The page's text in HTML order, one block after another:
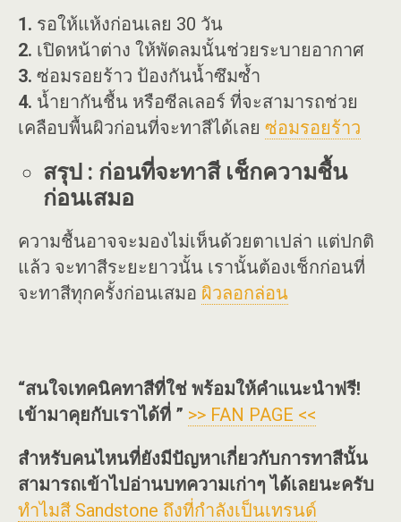
1. รอให้แห้งก่อนเลย 30 วัน
2. เปิดหน้าต่าง ให้พัดลมนั้นช่วยระบายอากาศ
3. ซ่อมรอยร้าว ป้องกันน้ำซึมซ้ำ
4. น้ำยากันชื้น หรือซีลเลอร์ ที่จะสามารถช่วย
เคลือบพื้นผิวก่อนที่จะทาสีได้เลย ซ่อมรอยร้าว
สรุป : ก่อนที่จะทาสี เช็กความชื้น
ก่อนเสมอ
ความชื้นอาจจะมองไม่เห็นด้วยตาเปล่า แต่ปกติ
แล้ว จะทาสีระยะยาวนั้น เรานั้นต้องเช็กก่อนที่
จะทาสีทุกครั้งก่อนเสมอ ผิวลอกล่อน
“สนใจเทคนิคทาสีที่ใช่ พร้อมให้คำแนะนำฟรี!
เข้ามาคุยกับเราได้ที่ ” >> FAN PAGE <<
สำหรับคนไหนที่ยังมีปัญหาเกี่ยวกับการทาสีนั้น
สามารถเข้าไปอ่านบทความเก่าๆ ได้เลยนะครับ
ทำไมสี Sandstone ถึงที่กำลังเป็นเทรนด์